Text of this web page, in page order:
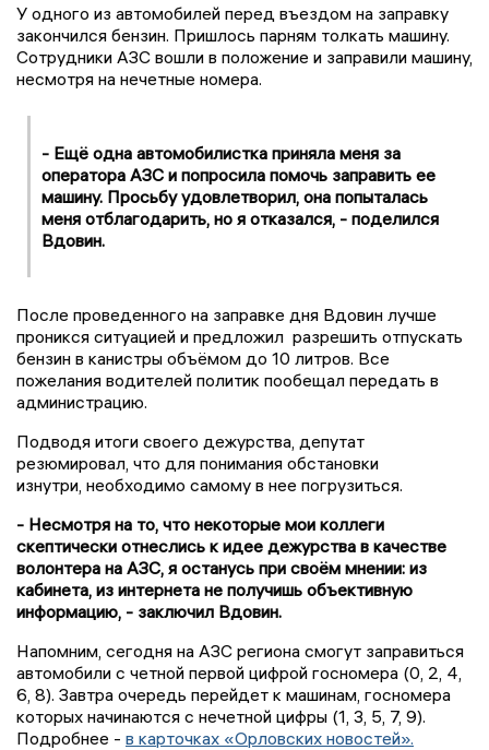
У одного из автомобилей перед въездом на заправку
закончился бензин. Пришлось парням толкать машину.
Сотрудники АЗС вошли в положение и заправили машину,
несмотря на нечетные номера.
- Ещё одна автомобилистка приняла меня за
оператора АЗС и попросила помочь заправить ее
машину. Просьбу удовлетворил, она попыталась
меня отблагодарить, но я отказался, - поделился
Вдовин.
После проведенного на заправке дня Вдовин лучше
проникся ситуацией и предложил разрешить отпускать
бензин в канистры объёмом до 10 литров. Все
пожелания водителей политик пообещал передать в
администрацию.
Подводя итоги своего дежурства, депутат
резюмировал, что для понимания обстановки
изнутри, необходимо самому в нее погрузиться.
- Несмотря на то, что некоторые мои коллеги
скептически отнеслись к идее дежурства в качестве
волонтера на АЗС, я останусь при своём мнении: из
кабинета, из интернета не получишь объективную
информацию, - заключил Вдовин.
Напомним, сегодня на АЗС региона смогут заправиться
автомобили с четной первой цифрой госномера (0, 2, 4,
6, 8). Завтра очередь перейдет к машинам, госномера
которых начинаются с нечетной цифры (1, 3, 5, 7, 9).
Подробнее - в карточках «Орловских новостей».